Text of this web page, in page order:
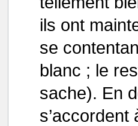
ils ont
se
blanc ; le
sache). En